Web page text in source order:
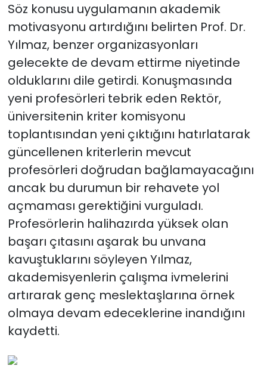
Söz konusu uygulamanın akademik
motivasyonu artırdığını belirten Prof. Dr.
Yılmaz, benzer organizasyonları
gelecekte de devam ettirme niyetinde
olduklarını dile getirdi. Konuşmasında
yeni profesörleri tebrik eden Rektör,
üniversitenin kriter komisyonu
toplantısından yeni çıktığını hatırlatarak
güncellenen kriterlerin mevcut
profesörleri doğrudan bağlamayacağını
ancak bu durumun bir rehavete yol
açmaması gerektiğini vurguladı.
Profesörlerin halihazırda yüksek olan
başarı çıtasını aşarak bu unvana
kavuştuklarını söyleyen Yılmaz,
akademisyenlerin çalışma ivmelerini
artırarak genç meslektaşlarına örnek
olmaya devam edeceklerine inandığını
kaydetti.